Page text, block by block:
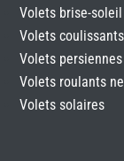
Volets brise-soleil
Volets coulissants
Volets persiennes
Volets roulants
Volets solaires